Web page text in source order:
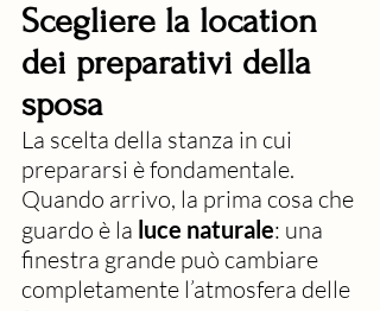
Scegliere la location
dei preparativi della
sposa
La scelta della stanza in cui
prepararsi è fondamentale.
Quando arrivo, la prima cosa che
guardo è la luce naturale: una
finestra grande può cambiare
completamente l’atmosfera delle